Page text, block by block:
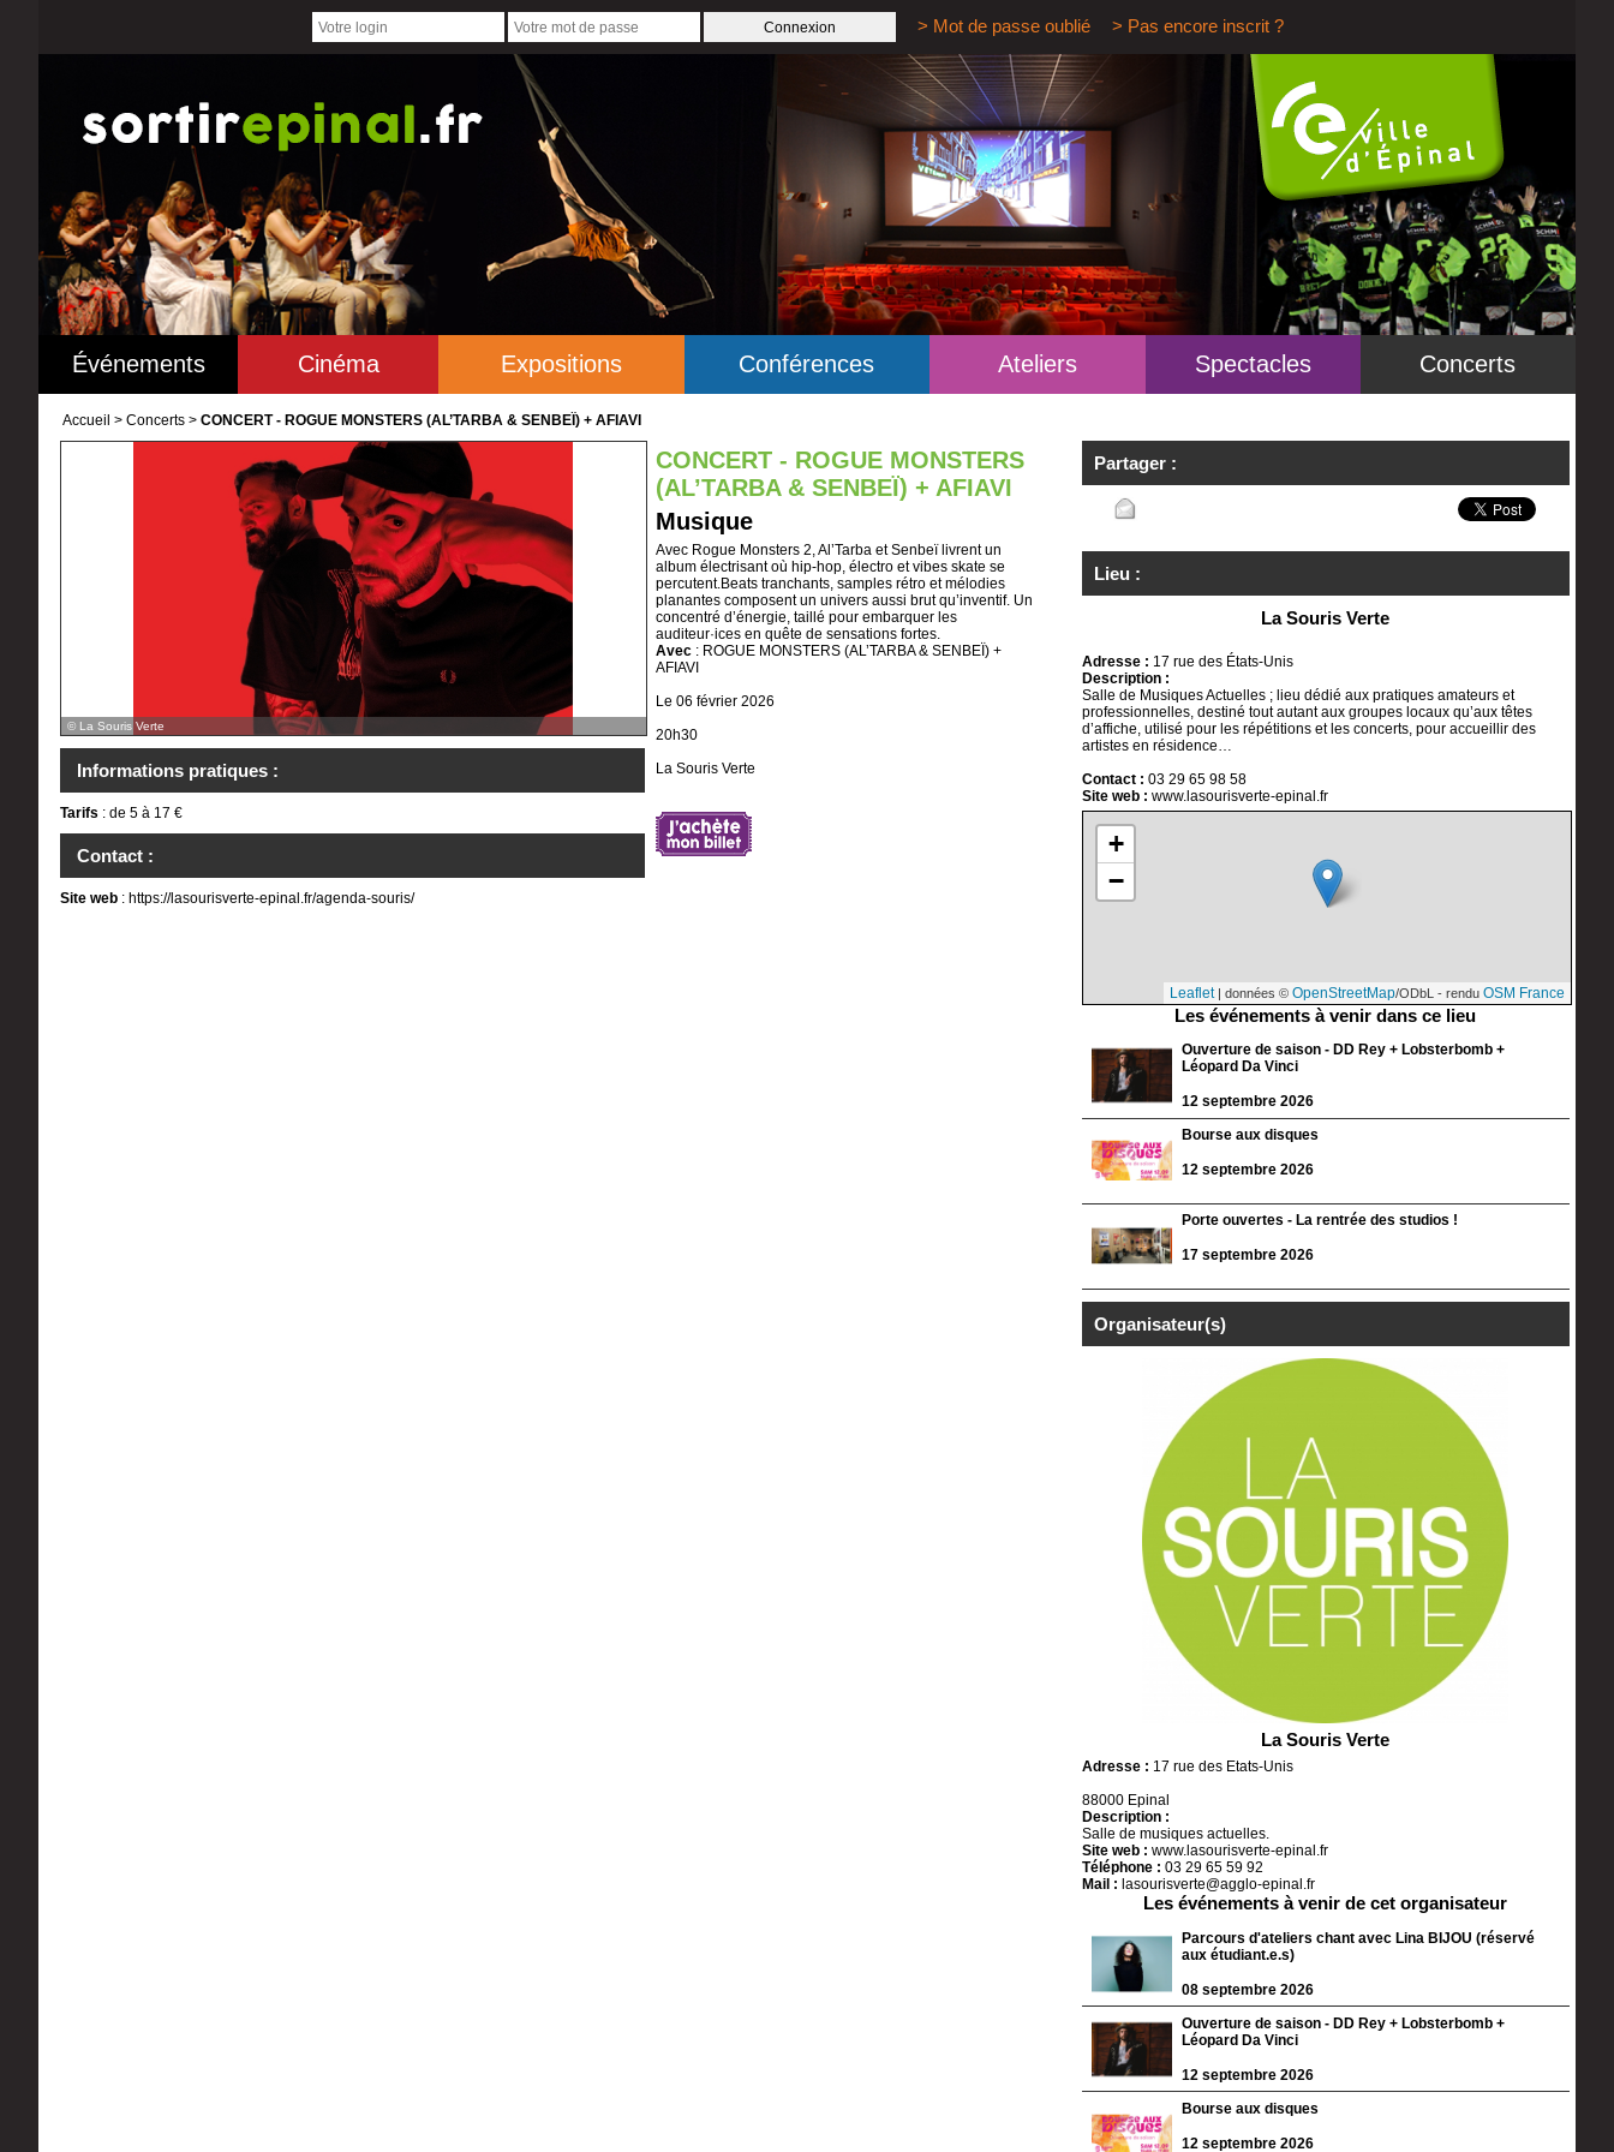
> Mot de passe oublié > Pas encore inscrit ?
Événements Cinéma Expositions Conférences Ateliers Spectacles Concerts
Accueil > Concerts > CONCERT - ROGUE MONSTERS (AL’TARBA & SENBEÏ) + AFIAVI
© La Souris Verte
CONCERT - ROGUE MONSTERS
(AL’TARBA & SENBEÏ) + AFIAVI
Musique
Avec Rogue Monsters 2, Al’Tarba et Senbeï livrent un
album électrisant où hip-hop, électro et vibes skate se
percutent.Beats tranchants, samples rétro et mélodies
planantes composent un univers aussi brut qu’inventif. Un
concentré d’énergie, taillé pour embarquer les
auditeur·ices en quête de sensations fortes.
Avec : ROGUE MONSTERS (AL’TARBA & SENBEÏ) +
AFIAVI
Le 06 février 2026
20h30
La Souris Verte
Informations pratiques :
Tarifs : de 5 à 17 €
Contact :
Site web : https://lasourisverte-epinal.fr/agenda-souris/
Partager :
Lieu :
La Souris Verte
Adresse : 17 rue des États-Unis
Description :
Salle de Musiques Actuelles ; lieu dédié aux pratiques amateurs et
professionnelles, destiné tout autant aux groupes locaux qu’aux têtes
d’affiche, utilisé pour les répétitions et les concerts, pour accueillir des
artistes en résidence…
Contact : 03 29 65 98 58
Site web : www.lasourisverte-epinal.fr
+
−
Leaflet| données © OpenStreetMap/ODbL - rendu OSM France
Les événements à venir dans ce lieu
Ouverture de saison - DD Rey + Lobsterbomb +
Léopard Da Vinci
12 septembre 2026
Bourse aux disques
12 septembre 2026
Porte ouvertes - La rentrée des studios !
17 septembre 2026
Organisateur(s)
La Souris Verte
Adresse : 17 rue des Etats-Unis
88000 Epinal
Description :
Salle de musiques actuelles.
Site web : www.lasourisverte-epinal.fr
Téléphone : 03 29 65 59 92
Mail : lasourisverte@agglo-epinal.fr
Les événements à venir de cet organisateur
Parcours d'ateliers chant avec Lina BIJOU (réservé
aux étudiant.e.s)
08 septembre 2026
Ouverture de saison - DD Rey + Lobsterbomb +
Léopard Da Vinci
12 septembre 2026
Bourse aux disques
12 septembre 2026